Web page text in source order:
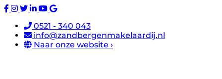
0521 - 340 043
info@zandbergenmakelaardij.nl
Naar onze website ›